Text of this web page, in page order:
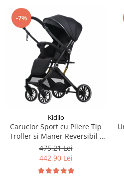
-7%
Kidilo
Carucior Sport cu Pliere Tip
Troller si Maner Reversibil -
Negru
475,21 Lei
442,90 Lei